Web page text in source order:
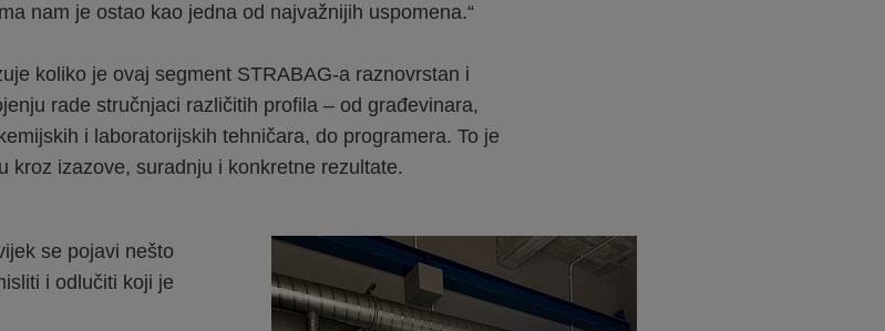
nam je ostao kao jedna od najvažnijih uspomena.“
koliko je ovaj segment STRABAG-a raznovrstan i
rade stručnjaci različitih profila – od građevinara,
i laboratorijskih tehničara, do programera. To je
kroz izazove, suradnju i konkretne rezultate.
se pojavi nešto
i odlučiti koji je